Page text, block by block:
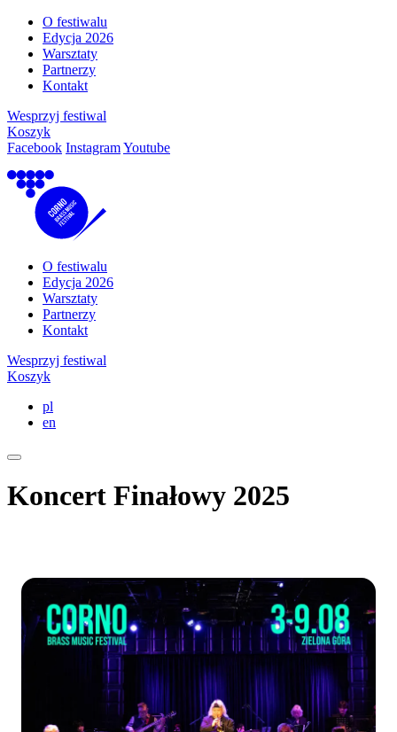
O festiwalu
Edycja 2026
Warsztaty
Partnerzy
Kontakt
Wesprzyj festiwal
Koszyk
Facebook InstagramYoutube
O festiwalu
Edycja 2026
Warsztaty
Partnerzy
Kontakt
Wesprzyj festiwal
Koszyk
pl
en
Koncert Finałowy 2025